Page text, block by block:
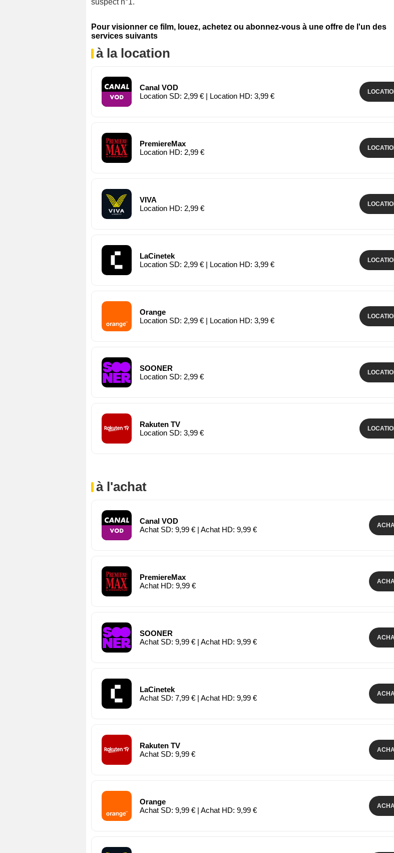
suspect n°1.
Pour visionner ce film, louez, achetez ou abonnez-vous à une offre de l'un des
services suivants
à la location
Canal VOD
Location SD: 2,99 € | Location HD: 3,99 €
PremiereMax
Location HD: 2,99 €
VIVA
Location HD: 2,99 €
LaCinetek
Location SD: 2,99 € | Location HD: 3,99 €
Orange
Location SD: 2,99 € | Location HD: 3,99 €
SOONER
Location SD: 2,99 €
Rakuten TV
Location SD: 3,99 €
à l'achat
Canal VOD
Achat SD: 9,99 € | Achat HD: 9,99 €
PremiereMax
Achat HD: 9,99 €
SOONER
Achat SD: 9,99 € | Achat HD: 9,99 €
LaCinetek
Achat SD: 7,99 € | Achat HD: 9,99 €
Rakuten TV
Achat SD: 9,99 €
Orange
Achat SD: 9,99 € | Achat HD: 9,99 €